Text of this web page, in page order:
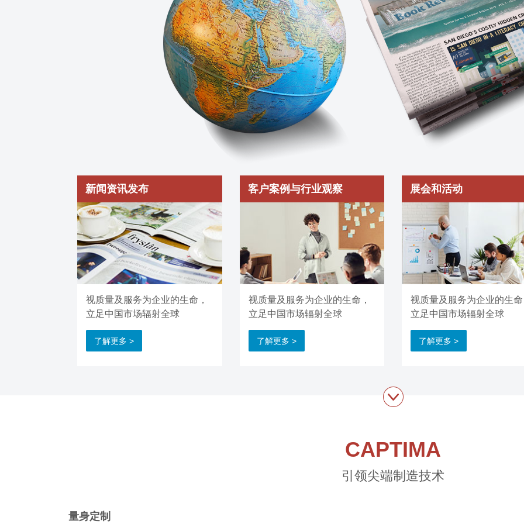
新闻资讯发布
视质量及服务为企业的生命，
立足中国市场辐射全球
了解更多 >
客户案例与行业观察
视质量及服务为企业的生命，
立足中国市场辐射全球
了解更多 >
展会和活动
视质量及服务为企业的生
立足中国市场辐射全球
了解更多 >
CAPTIMA
引领尖端制造技术
量身定制